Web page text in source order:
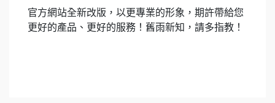
官方網站全新改版，以更專業的形象，期許帶給您
更好的產品、更好的服務！舊雨新知，請多指教！